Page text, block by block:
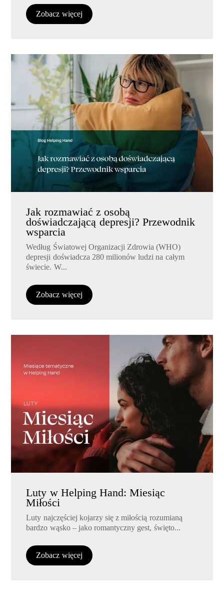
Zobacz więcej
Jak rozmawiać z osobą
doświadczającą depresji? Przewodnik
wsparcia
Według Światowej Organizacji Zdrowia (WHO)
depresji doświadcza 280 milionów ludzi na całym
świecie. W...
Zobacz więcej
Luty w Helping Hand: Miesiąc
Miłości
Luty najczęściej kojarzy się z miłością rozumianą
bardzo wąsko – jako romantyczny gest, święto...
Zobacz więcej